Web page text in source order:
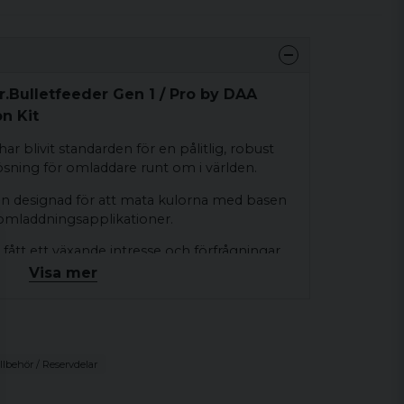
Gen 1 / Pro by DAA
Kit
blivit standarden för en pålitlig, robust
för omladdare runt om i världen.
designad för att mata kulorna med basen
fått ett växande intresse och förfrågningar
och mata kulorna med spetsen nedåt
och tester är vi mycket glada att
MBF Gen 1, inte kompatibel med MBF
PRO, som kommer att konvertera din
Visa mer
/ Reservdelar